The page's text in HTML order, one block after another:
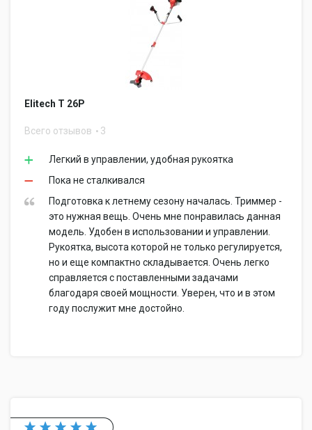
Elitech Т 26Р
Всего отзывов 3
Легкий в управлении, удобная рукоятка
Пока не сталкивался
Подготовка к летнему сезону началась. Триммер -
это нужная вещь. Очень мне понравилась данная
модель. Удобен в использовании и управлении.
Рукоятка, высота которой не только регулируется,
но и еще компактно складывается. Очень легко
справляется с поставленными задачами
благодаря своей мощности. Уверен, что и в этом
году послужит мне достойно.